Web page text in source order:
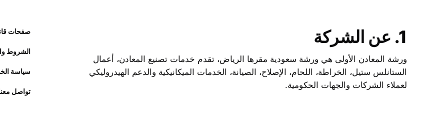
1. عن الشركة
ورشة المعادن الأولى هي ورشة سعودية مقرها الرياض، تقدم خدمات تصنيع المعادن، أعمال
الستانلس ستيل، الخراطة، اللحام، الإصلاح، الصيانة، الخدمات الميكانيكية والدعم الهيدروليكي
لعملاء الشركات والجهات الحكومية.
صفحات
الشروط
سياسة
تواصل